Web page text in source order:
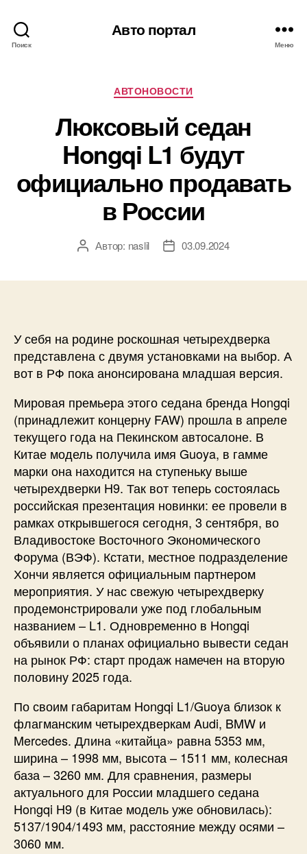
Поиск
Авто портал
Меню
Рубрики
АВТОНОВОСТИ
Люксовый седан
Hongqi L1 будут
официально продавать
в России
АвторАвтор: naslil
Дата03.09.2024
У себя на родине роскошная четырехдверка
представлена с двумя установками на выбор. А
вот в РФ пока анонсирована младшая версия.
Мировая премьера этого седана бренда Hongqi
(принадлежит концерну FAW) прошла в апреле
текущего года на Пекинском автосалоне. В
Китае модель получила имя Guoya, в гамме
марки она находится на ступеньку выше
четырехдверки H9. Так вот теперь состоялась
российская презентация новинки: ее провели в
рамках открывшегося сегодня, 3 сентября, во
Владивостоке Восточного Экономического
Форума (ВЭФ). Кстати, местное подразделение
Хончи является официальным партнером
мероприятия. У нас свежую четырехдверку
продемонстрировали уже под глобальным
названием – L1. Одновременно в Hongqi
объявили о планах официально вывести седан
на рынок РФ: старт продаж намечен на вторую
половину 2025 года.
По своим габаритам Hongqi L1/Guoya близок к
флагманским четырехдверкам Audi, BMW и
Mercedes. Длина «китайца» равна 5353 мм,
ширина – 1998 мм, высота – 1511 мм, колесная
база – 3260 мм. Для сравнения, размеры
актуального для России младшего седана
Hongqi H9 (в Китае модель уже обновилась):
5137/1904/1493 мм, расстояние между осями –
3060 мм.